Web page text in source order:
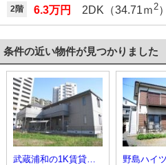
2階 6.3万円 2DK（34.71ｍ 2）
条件の近い物件が見つかりました
武蔵浦和の1K賃貸アパート
野島ハイツ